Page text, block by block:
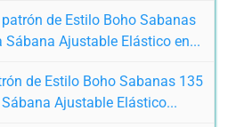
de Estilo Boho Sabanas 135
Ajustable Elástico...